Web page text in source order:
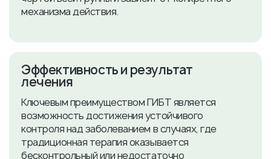
механизма действия.
​Эффективность и результат
лечения
Ключевым преимуществом ГИБТ является
возможность достижения устойчивого
контроля над заболеванием в случаях, где
традиционная терапия оказывается
бесконтрольный или недостаточно